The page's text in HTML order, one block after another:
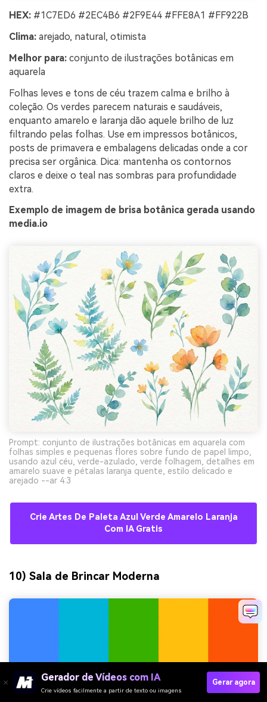
HEX: #1C7ED6 #2EC4B6 #2F9E44 #FFE8A1 #FF922B
Clima: arejado, natural, otimista
Melhor para: conjunto de ilustrações botânicas em
aquarela
Folhas leves e tons de céu trazem calma e brilho à
coleção. Os verdes parecem naturais e saudáveis,
enquanto amarelo e laranja dão aquele brilho de luz
filtrando pelas folhas. Use em impressos botânicos,
posts de primavera e embalagens delicadas onde a cor
precisa ser orgânica. Dica: mantenha os contornos
claros e deixe o teal nas sombras para profundidade
extra.
Exemplo de imagem de brisa botânica gerada usando
media.io
Prompt: conjunto de ilustrações botânicas em aquarela com
folhas simples e pequenas flores sobre fundo de papel limpo,
usando azul céu, verde-azulado, verde folhagem, detalhes em
amarelo suave e pétalas laranja quente, estilo delicado e
arejado --ar 4:3
Crie Artes De Paleta Azul Verde Amarelo Laranja
Com IA Gratis
10) Sala de Brincar Moderna
Gerador de Vídeos com IA
Crie vídeos facilmente a partir de texto ou imagens
Gerar agora